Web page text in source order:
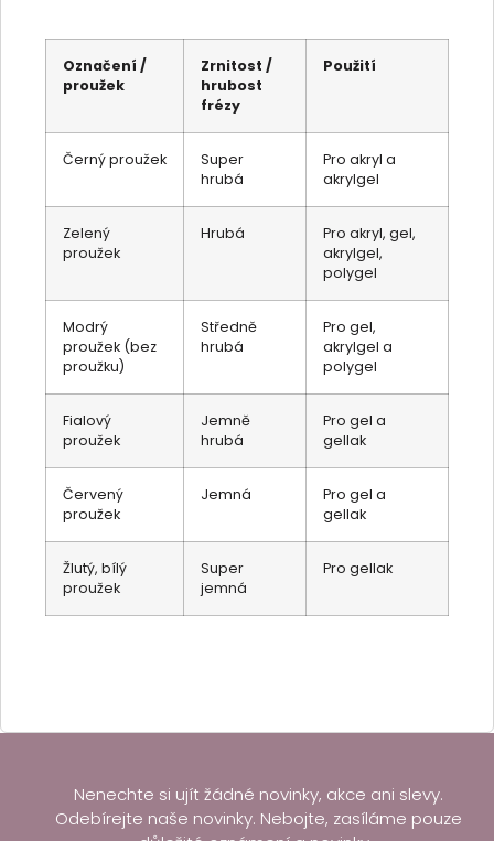
Označení /
proužek
Zrnitost /
hrubost
frézy
Použití
Černý proužek
Super
hrubá
Pro akryl a
akrylgel
Zelený
proužek
Hrubá
Pro akryl, gel,
akrylgel,
polygel
Modrý
proužek (bez
proužku)
Středně
hrubá
Pro gel,
akrylgel a
polygel
Fialový
proužek
Jemně
hrubá
Pro gel a
gellak
Červený
proužek
Jemná
Pro gel a
gellak
Žlutý, bílý
proužek
Super
jemná
Pro gellak
Nenechte si ujít žádné novinky, akce ani slevy.
Odebírejte naše novinky. Nebojte, zasíláme pouze